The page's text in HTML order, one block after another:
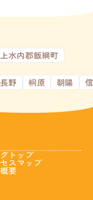
上水内郡飯綱町
野 桐原 朝陽
トップ
スマップ
要